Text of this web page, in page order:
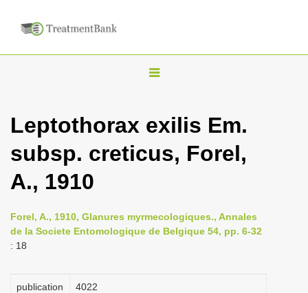
T
g
l
v
Leptothorax exilis Em.
subsp. creticus, Forel,
A., 1910
Forel, A., 1910, Glanures myrmecologiques., Annales
de la Societe Entomologique de Belgique 54, pp. 6-32
: 18
publication
4022